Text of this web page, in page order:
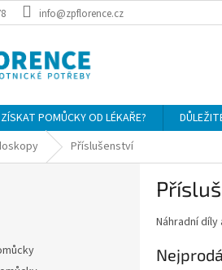
info@zpflorence.cz
POMŮCKY OD LÉKAŘE?
Příslušenství
Náhradní